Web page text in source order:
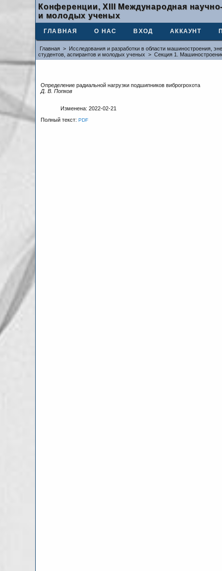
Конференции, XIII Международная
и молодых ученых
ГЛАВНАЯ О НАС ВХОД АККАУНТ
Главная > Исследования и разработки в области машиностроения,
студентов, аспирантов и молодых ученых > Секция 1.
Определение радиальной нагрузки подшипников виброгрохота
Д. В. Попков
Изменена: 2022-02-21
Полный текст:PDF